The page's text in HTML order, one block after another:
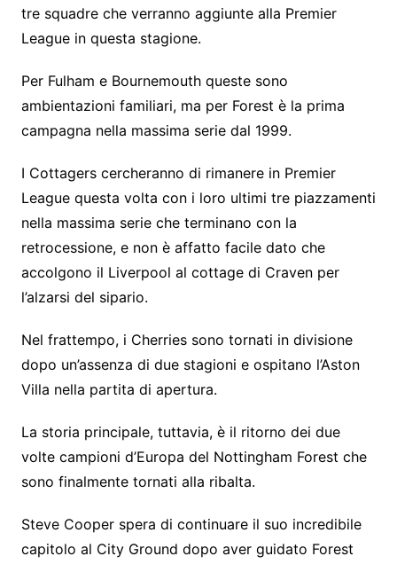
tre squadre che verranno aggiunte alla Premier
League in questa stagione.
Per Fulham e Bournemouth queste sono
ambientazioni familiari, ma per Forest è la prima
campagna nella massima serie dal 1999.
I Cottagers cercheranno di rimanere in Premier
League questa volta con i loro ultimi tre piazzamenti
nella massima serie che terminano con la
retrocessione, e non è affatto facile dato che
accolgono il Liverpool al cottage di Craven per
l’alzarsi del sipario.
Nel frattempo, i Cherries sono tornati in divisione
dopo un’assenza di due stagioni e ospitano l’Aston
Villa nella partita di apertura.
La storia principale, tuttavia, è il ritorno dei due
volte campioni d’Europa del Nottingham Forest che
sono finalmente tornati alla ribalta.
Steve Cooper spera di continuare il suo incredibile
capitolo al City Ground dopo aver guidato Forest